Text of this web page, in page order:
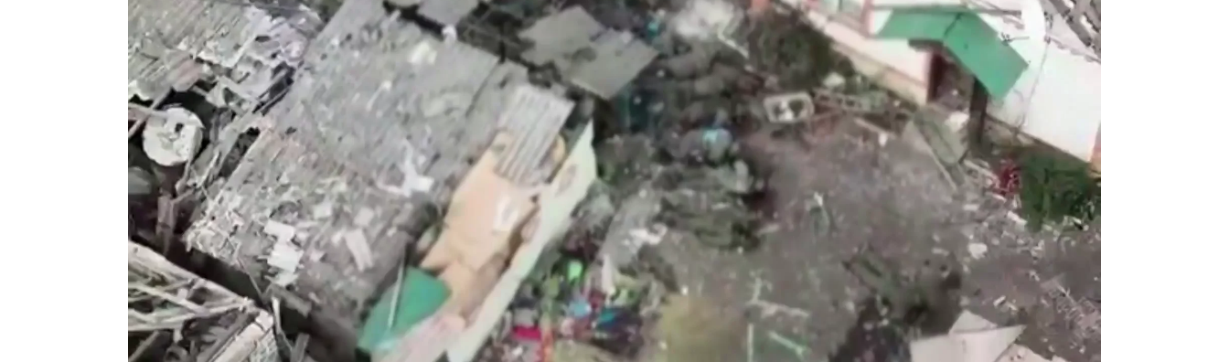
Noor Ben Yessef
Publicado:22 de noviembre de 2022, 10:28 WhatsappFacebook
X Linkedin
Las Fuerzas Armadas de Ucrania están acusadas de asesinar a más de 10
soldados rusos en el pueblo de Makiivka, en la región de Lugansk.Varios vídeos
filmados por soldados ucranianos
, y difundidos posteriormente por medios
afines al Kremlin, ponen en una encrucijada a los de Zelenski que llevan, durante
toda la guerra, denunciando la brutalidad de los soldados rusos. Diferentes
medios internacionales han podido verificar la autenticidad de esos vídeos
aunque no se ha podido definir la fecha, sí se sabe que los hechos ocurrieron en
Lugansk.